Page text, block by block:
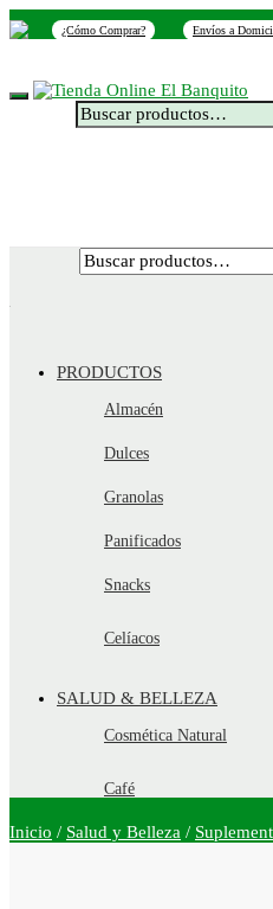
Skip
to
Skip
to
¿Cómo Comprar? Envíos a
Buscar
por:
Buscar
por:
PRODUCTOS
Almacén
Dulces
Granolas
Panificados
Snacks
Celíacos
SALUD & BELLEZA
Cosmética Natural
Café
Inicio / Salud y Belleza /